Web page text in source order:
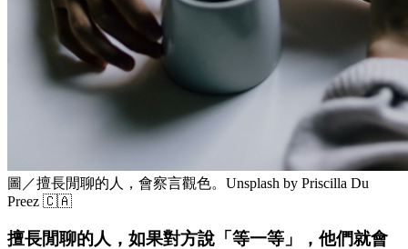
圖／擅長閒聊的人，會察言觀色。Unsplash by Priscilla Du
Preez 🇨🇦
擅長閒聊的人，如果對方說「等一等」，他們就會